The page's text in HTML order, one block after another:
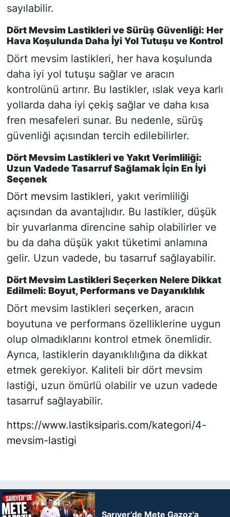
sayılabilir.
Dört Mevsim Lastikleri ve Sürüş Güvenliği: Her
Hava Koşulunda Daha İyi Yol Tutuşu ve Kontrol
Dört mevsim lastikleri, her hava koşulunda
daha iyi yol tutuşu sağlar ve aracın
kontrolünü artırır. Bu lastikler, ıslak veya karlı
yollarda daha iyi çekiş sağlar ve daha kısa
fren mesafeleri sunar. Bu nedenle, sürüş
güvenliği açısından tercih edilebilirler.
Dört Mevsim Lastikleri ve Yakıt Verimliliği:
Uzun Vadede Tasarruf Sağlamak İçin En İyi
Seçenek
Dört mevsim lastikleri, yakıt verimliliği
açısından da avantajlıdır. Bu lastikler, düşük
bir yuvarlanma direncine sahip olabilirler ve
bu da daha düşük yakıt tüketimi anlamına
gelir. Uzun vadede, bu tasarruf sağlayabilir.
Dört Mevsim Lastikleri Seçerken Nelere Dikkat
Edilmeli: Boyut, Performans ve Dayanıklılık
Dört mevsim lastikleri seçerken, aracın
boyutuna ve performans özelliklerine uygun
olup olmadıklarını kontrol etmek önemlidir.
Ayrıca, lastiklerin dayanıklılığına da dikkat
etmek gerekiyor. Kaliteli bir dört mevsim
lastiği, uzun ömürlü olabilir ve uzun vadede
tasarruf sağlayabilir.
https://www.lastiksiparis.com/kategori/4-
mevsim-lastigi
Sarıyer’de Mete Gazoz'a
YAŞAM